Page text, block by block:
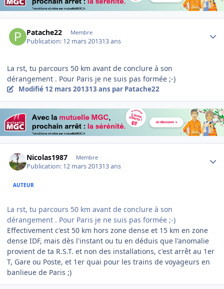
Patache22 Membre
Publication: 12 mars 201313 ans
La rst, tu parcours 50 km avant de conclure à son
dérangement . Pour Paris je ne suis pas formée ;-)
Modifié 12 mars 201313 ans par Patache22
Nicolas1987 Membre
Publication: 12 mars 201313 ans
AUTEUR
La rst, tu parcours 50 km avant de conclure à son
dérangement . Pour Paris je ne suis pas formée ;-)
Effectivement c'est 50 km hors zone dense et 15 km en zone
dense IDF, mais dès l'instant ou tu en déduis que l'anomalie
provient de ta R.S.T. et non des installations, c'est arrêt au 1er
T, Gare ou Poste, et 1er quai pour les trains de voyageurs en
banlieue de Paris ;)